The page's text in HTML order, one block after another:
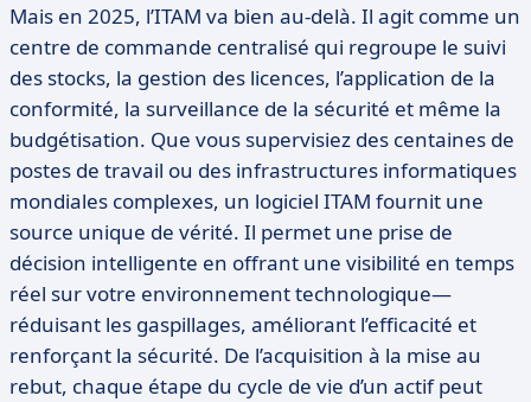
Mais en 2025, l’ITAM va bien au-delà. Il agit comme un
centre de commande centralisé qui regroupe le suivi
des stocks, la gestion des licences, l’application de la
conformité, la surveillance de la sécurité et même la
budgétisation. Que vous supervisiez des centaines de
postes de travail ou des infrastructures informatiques
mondiales complexes, un logiciel ITAM fournit une
source unique de vérité. Il permet une prise de
décision intelligente en offrant une visibilité en temps
réel sur votre environnement technologique—
réduisant les gaspillages, améliorant l’efficacité et
renforçant la sécurité. De l’acquisition à la mise au
rebut, chaque étape du cycle de vie d’un actif peut